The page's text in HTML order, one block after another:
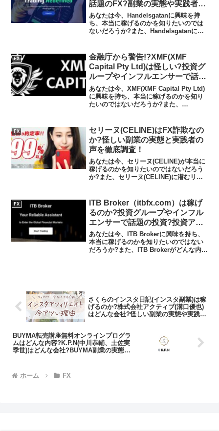
話題のFX?副業の実態や実践者の
声、口コミや評判を調査しました
あなたは今、Handelsgatanに興味を持
ち、本当に稼げるのかを知りたいのでは
ないだろうか?また、Handelsgatanに潜
Handelsgatanは実体が不確か...
FX
金融庁から警告!?XMF(XMF
Capital Pty Ltd)は怪しい?投資グ
ループやインフルエンサーで話題
の投資?怪しすぎる投資グループ
の実態や実践者の声、口コミや評
判を調査しました
あなたは今、XMF(XMF Capital Pty Ltd)
に興味を持ち、本当に稼げるのかを知り
たいのではないだろうか?また、
だろうか？答え、結...
FX
セリーヌ(CELINE)はFX詐欺なの
か?怪しい副業の実態と実践者の
声を徹底調査！
あなたは今、セリーヌ(CELINE)が本当に
稼げるのかを知りたいのではないだろう
か?また、セリーヌ(CELINE)に潜むリス
が大きく稼げる可能性は低いといえま
す。今回は...
FX
ITB Broker（itbfx.com）は稼げ
るのか?投資グループやインフル
エンサーで話題の投資?投資アプ
リの実態や実践者の声、口コミや
評判を調査しました
あなたは今、ITB Brokerに興味を持ち、
本当に稼げるのかを知りたいのではない
だろうか?また、ITB Brokerがどんな内容
さくらのインスタ日記(インスタ副業)は稼
げるのか?株式会社アクティブ(溝口優也)
はどんな会社?怪しい副業の実態や実践者
BUYMA転売講座無料オンラインプログラ
ムはどんな内容?K.P.N(中川恭輔、土佐実
季世)はどんな会社?BUYMA副業の実態や
ホーム
FX